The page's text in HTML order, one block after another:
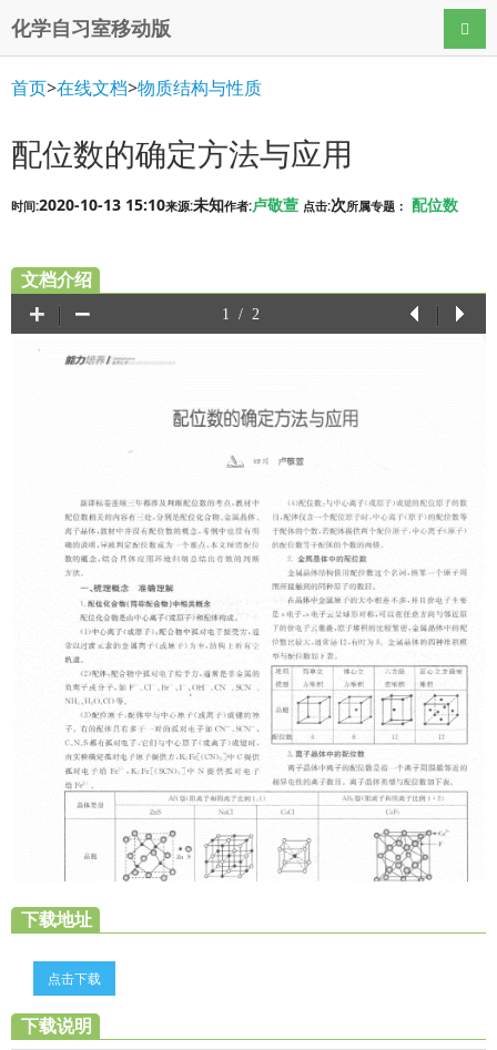
化学自习室移动版 导航
首页>在线文档>物质结构与性质
配位数的确定方法与应用
时间:2020-10-13 15:10来源:未知作者:卢敬萱 点击:次所属专题： 配位数
文档介绍
下载地址
点击下载
下载说明